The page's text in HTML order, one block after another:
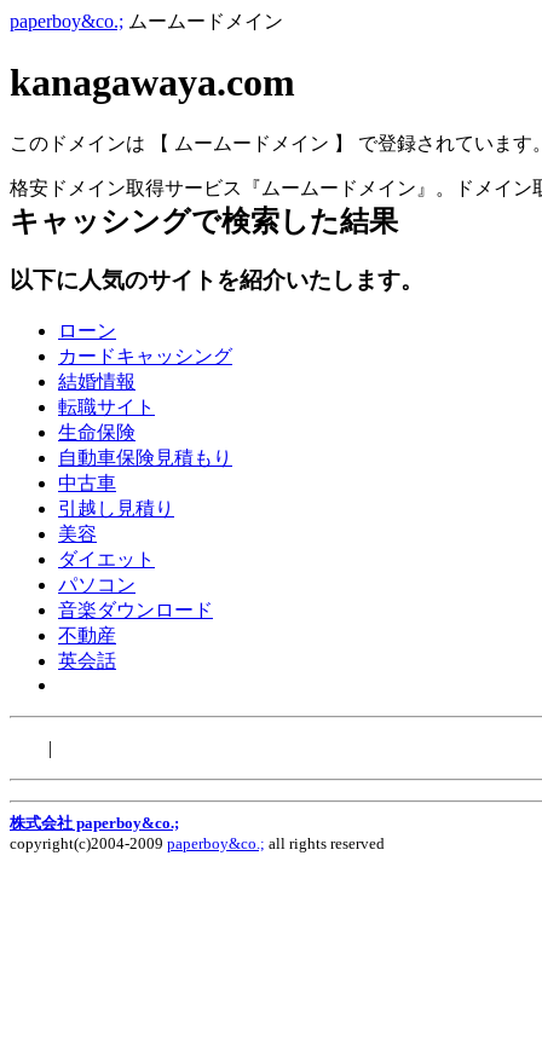
paperboy&co.; ムームードメイン
kanagawaya.com
このドメインは 【 ムームードメイン 】 で登録されています
格安ドメイン取得サービス『ムームードメイン』。ドメイン
キャッシングで検索した結果
以下に人気のサイトを紹介いたします。
ローン
カードキャッシング
結婚情報
転職サイト
生命保険
自動車保険見積もり
中古車
引越し見積り
美容
ダイエット
パソコン
音楽ダウンロード
不動産
英会話
|
株式会社 paperboy&co.;
copyright(c)2004-2009 paperboy&co.; all rights reserved